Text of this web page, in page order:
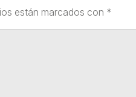
están marcados con *